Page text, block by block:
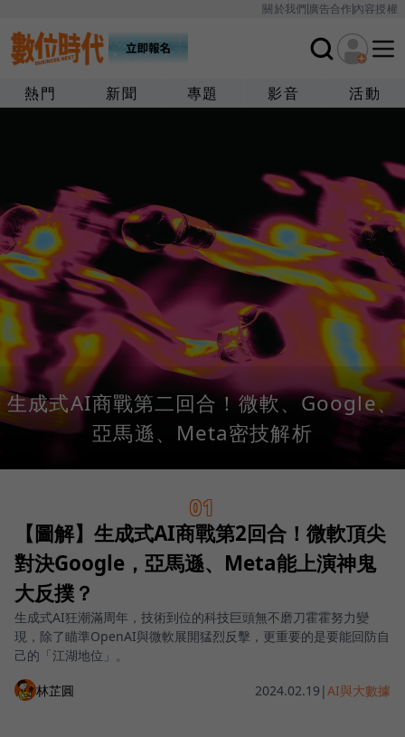
關於我們廣告合作內容授權
熱門 新聞 專題 影音 活動
生成式AI商戰第二回合！微軟、Google、
亞馬遜、Meta密技解析
01
【圖解】生成式AI商戰第2回合！微軟頂尖
對決Google，亞馬遜、Meta能上演神鬼
大反撲？
生成式AI狂潮滿周年，技術到位的科技巨頭無不磨刀霍霍努力變
現，除了瞄準OpenAI與微軟展開猛烈反擊，更重要的是要能回防自
己的「江湖地位」。
林芷圓 2024.02.19 |AI與大數據